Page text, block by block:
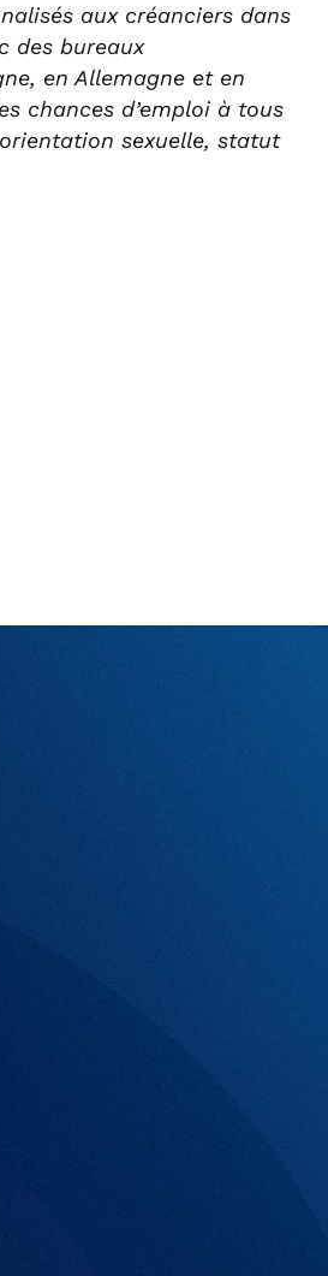
aux créanciers dans
des bureaux
en Allemagne et en
chances d’emploi à tous
sexuelle, statut